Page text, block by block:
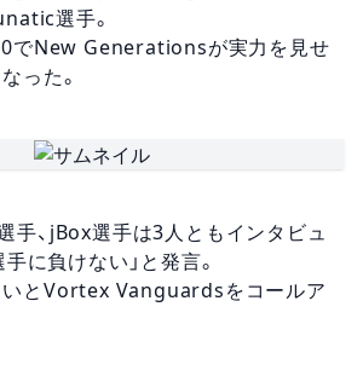
選手。
でNew Generationsが実力を見せ
った。
手、jBox選手は3人ともインタビュ
に負けない」と発言。
いとVortex Vanguardsをコールア